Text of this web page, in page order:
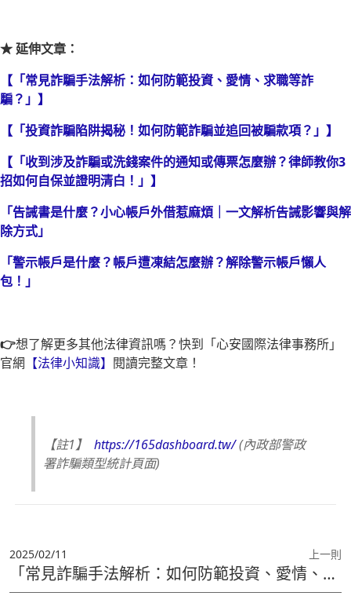
★ 延伸文章：
【「常見詐騙手法解析：如何防範投資、愛情、求職等詐
騙？」】
【「投資詐騙陷阱揭秘！如何防範詐騙並追回被騙款項？」】
【「收到涉及詐騙或洗錢案件的通知或傳票怎麼辦？律師教你3
招如何自保並證明清白！」】
「告誡書是什麼？小心帳戶外借惹麻煩｜一文解析告誡影響與解
除方式」
「警示帳戶是什麼？帳戶遭凍結怎麼辦？解除警示帳戶懶人
包！」
👉想了解更多其他法律資訊嗎？快到「心安國際法律事務所」
官網 【法律小知識】 閱讀完整文章！
【註1】 https://165dashboard.tw/(內政部警政
署詐騙類型統計頁面)
2025/02/11 上一則
「常見詐騙手法解析：如何防範投資、愛情、求職等詐騙？」